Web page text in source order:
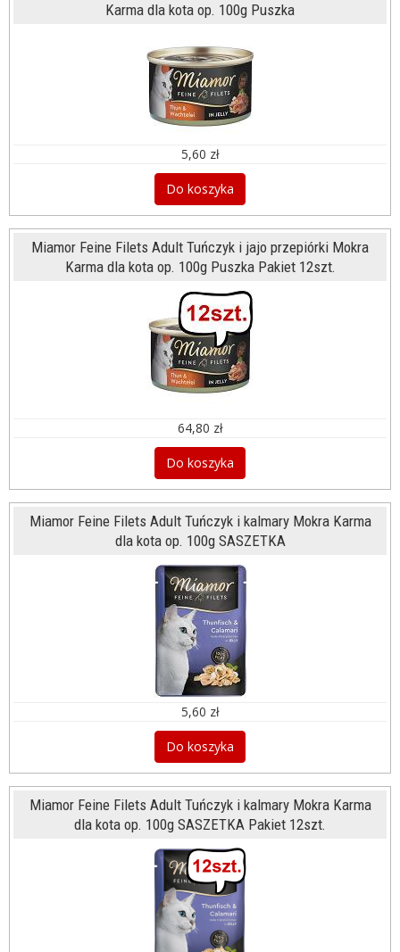
Karma dla kota op. 100g Puszka
5,60 zł
Do koszyka
Miamor Feine Filets Adult Tuńczyk i jajo przepiórki Mokra
Karma dla kota op. 100g Puszka Pakiet 12szt.
64,80 zł
Do koszyka
Miamor Feine Filets Adult Tuńczyk i kalmary Mokra Karma
dla kota op. 100g SASZETKA
5,60 zł
Do koszyka
Miamor Feine Filets Adult Tuńczyk i kalmary Mokra Karma
dla kota op. 100g SASZETKA Pakiet 12szt.